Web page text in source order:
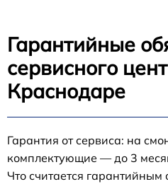
Гарантийные
сервисного
Краснодаре
Гарантия от сервиса: на
комплектующие — до 3
Что считается гарантийным